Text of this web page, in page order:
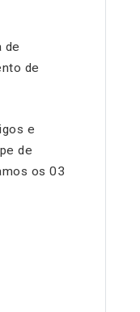
de
de
e
de
os 03